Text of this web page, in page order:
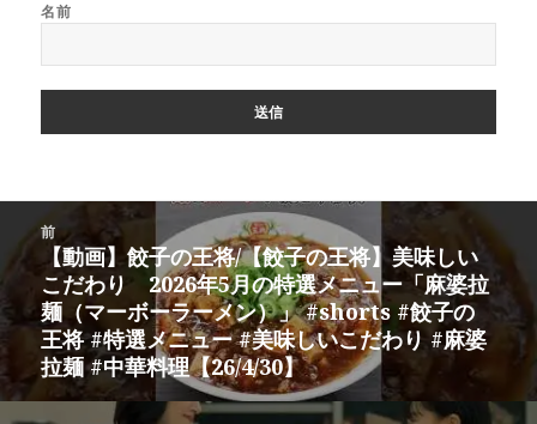
名前
ゲ
ー
シ
前
前
の
投
稿:
【動画】餃子の王将/【餃子の王将】美味しい
こだわり 2026年5月の特選メニュー「麻婆拉
麺（マーボーラーメン）」 #shorts #餃子の
王将 #特選メニュー #美味しいこだわり #麻婆
拉麺 #中華料理【26/4/30】